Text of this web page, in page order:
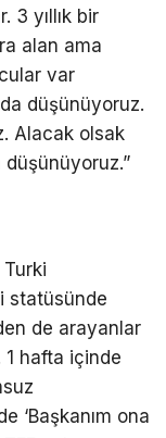
3 yıllık bir
alan ama
var
da düşünüyoruz.
Alacak olsak
düşünüyoruz.”
Turki
statüsünde
de arayanlar
1 hafta içinde
‘Başkanım ona